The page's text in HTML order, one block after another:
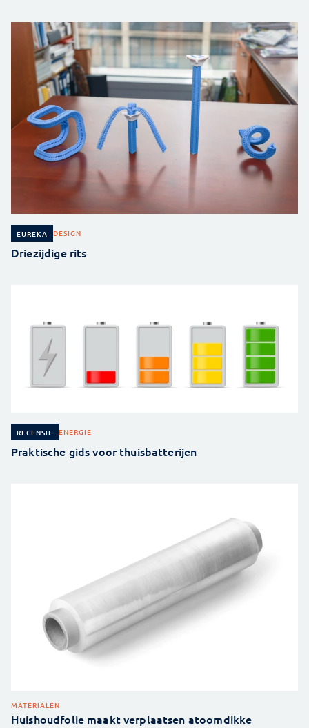
EUREKA DESIGN
Driezijdige rits
RECENSIE ENERGIE
Praktische gids voor thuisbatterijen
MATERIALEN
Huishoudfolie maakt verplaatsen atoomdikke